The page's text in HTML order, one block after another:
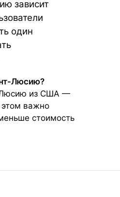
зависит
один
Люсию?
Люсию из США —
этом важно
стоимость